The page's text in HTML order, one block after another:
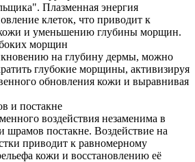
Плазменная энергия
клеток, что приводит к
и уменьшению глубины морщин.
морщин
на глубину дермы, можно
глубокие морщины, активизируя
обновления кожи и выравнивая
и постакне
воздействия незаменима в
шрамов постакне. Воздействие на
приводит к равномерному
кожи и восстановлению её